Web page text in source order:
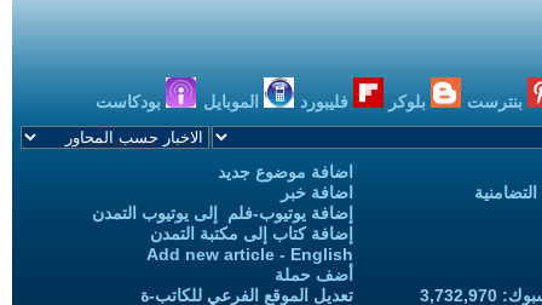
بنترست بلوكر فليبورد الموبايل بودكاست
اضافة موضوع جديد
اضافة خبر
إضافة يوتيوب-فلم إلى يوتيوب التمدن
إضافة كتاب إلى مكتبة التمدن
Add new article - English
أضف حملة
تعديل الموقع الفرعي للكاتب-ة